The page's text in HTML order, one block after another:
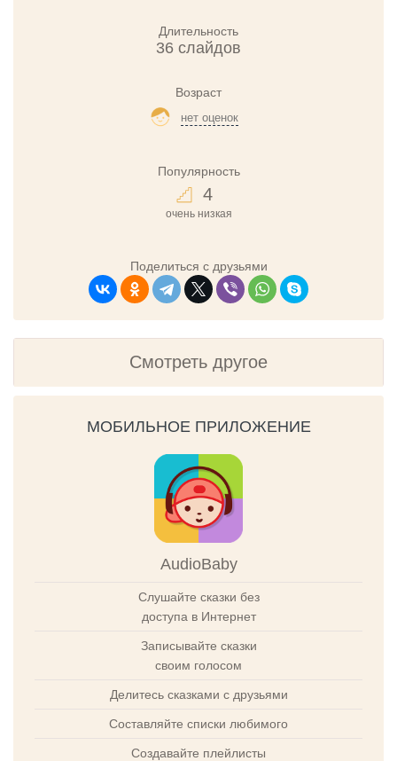
Длительность
36 слайдов
Возраст
нет оценок
Популярность
4
очень низкая
Поделиться с друзьями
Смотреть другое
МОБИЛЬНОЕ ПРИЛОЖЕНИЕ
AudioBaby
Слушайте сказки без
доступа в Интернет
Записывайте сказки
своим голосом
Делитесь сказками с друзьями
Составляйте списки любимого
Создавайте плейлисты